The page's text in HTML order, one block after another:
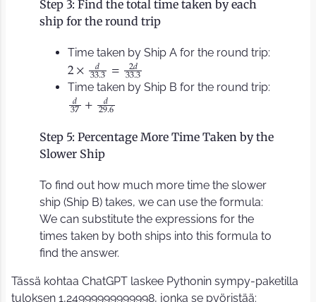
Step 3: Find the total time taken by each
ship for the round trip
Time taken by Ship A for the round trip:
2× 𝑑
33.3 = 2𝑑
33.3
Time taken by Ship B for the round trip:
𝑑
37 + 𝑑
29.6
Step 5: Percentage More Time Taken by the
Slower Ship
To find out how much more time the slower
ship (Ship B) takes, we can use the formula:
We can substitute the expressions for the
times taken by both ships into this formula to
find the answer.
Tässä kohtaa ChatGPT laskee Pythonin sympy-paketilla
tuloksen 1,24999999999998, jonka se pyöristää: